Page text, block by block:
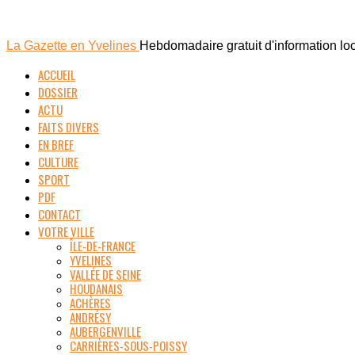
La Gazette en Yvelines Hebdomadaire gratuit d'information
ACCUEIL
DOSSIER
ACTU
FAITS DIVERS
EN BREF
CULTURE
SPORT
PDF
CONTACT
VOTRE VILLE
ÎLE-DE-FRANCE
YVELINES
VALLÉE DE SEINE
HOUDANAIS
ACHÈRES
ANDRÉSY
AUBERGENVILLE
CARRIÈRES-SOUS-POISSY